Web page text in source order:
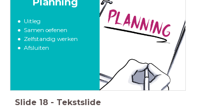
Uitleg
Samen oefenen
Zelfstandig werken
Afsluiten
Slide 18 - Tekstslide